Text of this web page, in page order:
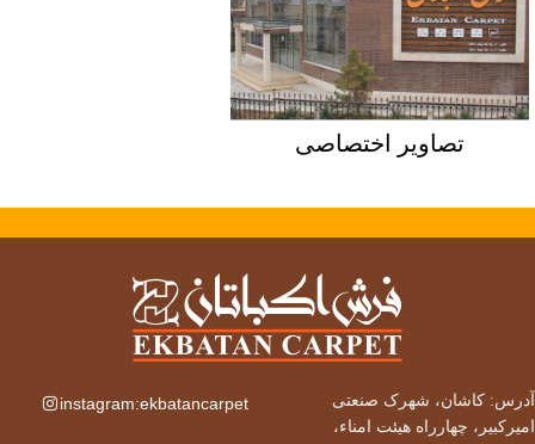
تصاویر اختصاصی
آدرس: کاشان، شهرک صنعتی
امیرکبیر، چهارراه هیئت امناء،
instagram:ekbatancarpet